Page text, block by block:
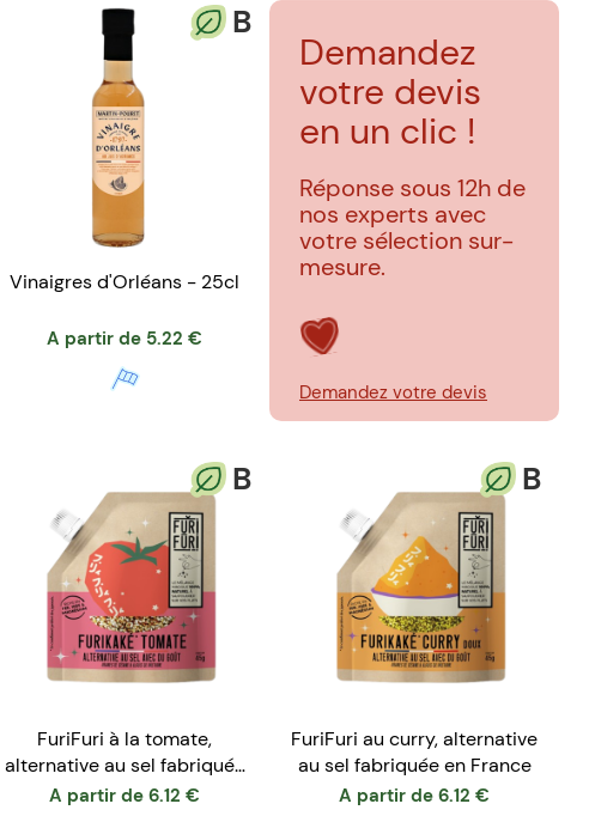
B
Vinaigres d'Orléans - 25cl
A partir de 5.22 €
Demandez
votre devis
en un clic !
Réponse sous 12h de
nos experts avec
votre sélection sur-
mesure.
Demandez votre devis
B
FuriFuri à la tomate,
alternative au sel fabriquée
en France
A partir de 6.12 €
B
FuriFuri au curry, alternative
au sel fabriquée en France
A partir de 6.12 €